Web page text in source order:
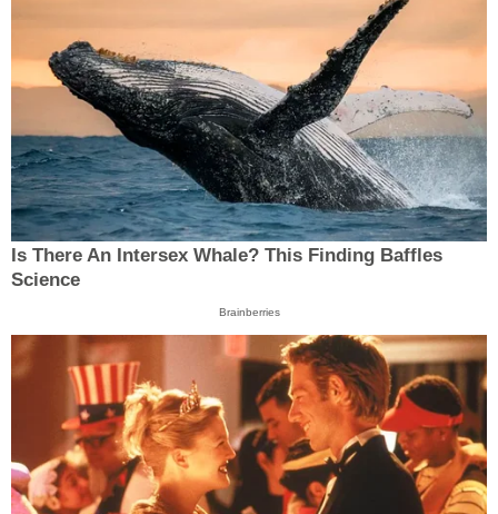
Is There An Intersex Whale? This Finding Baffles
Science
Brainberries